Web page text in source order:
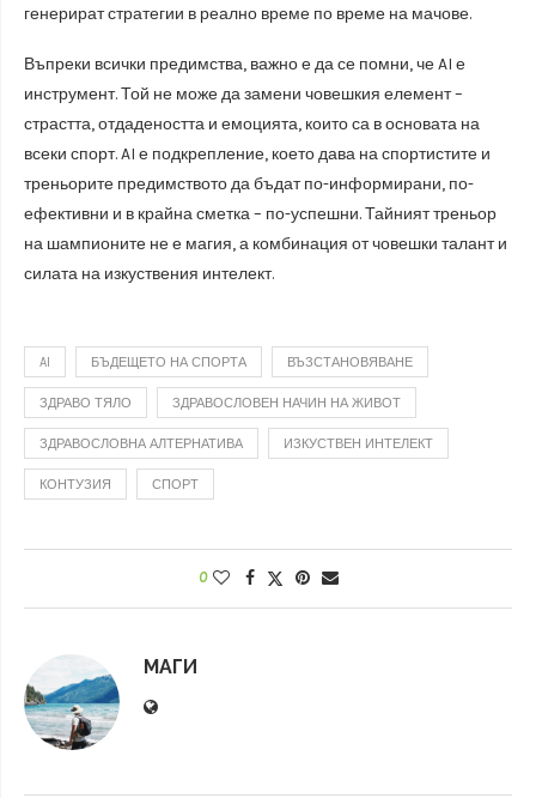
генерират стратегии в реално време по време на мачове.
Въпреки всички предимства, важно е да се помни, че AI е
инструмент. Той не може да замени човешкия елемент –
страстта, отдадеността и емоцията, които са в основата на
всеки спорт. AI е подкрепление, което дава на спортистите и
треньорите предимството да бъдат по-информирани, по-
ефективни и в крайна сметка – по-успешни. Тайният треньор
на шампионите не е магия, а комбинация от човешки талант и
силата на изкуствения интелект.
AI БЪДЕЩЕТО НА СПОРТА ВЪЗСТАНОВЯВАНЕ
ЗДРАВО ТЯЛО ЗДРАВОСЛОВЕН НАЧИН НА ЖИВОТ
ЗДРАВОСЛОВНА АЛТЕРНАТИВА ИЗКУСТВЕН ИНТЕЛЕКТ
КОНТУЗИЯ СПОРТ
0
МАГИ